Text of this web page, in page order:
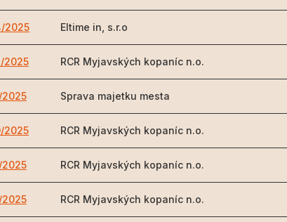
2025 Eltime in, s.r.o
2025 RCR Myjavských kopaníc n.o.
2025 Sprava majetku mesta
2025 RCR Myjavských kopaníc n.o.
2025 RCR Myjavských kopaníc n.o.
2025 RCR Myjavských kopaníc n.o.